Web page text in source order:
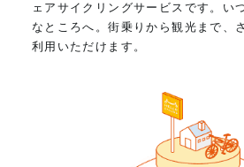
ェアサイクリングサービスです。い
なところへ。街乗りから観光まで、
利用いただけます。